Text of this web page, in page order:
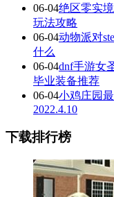
06-04绝区零实
玩法攻略
06-04动物派对
什么
06-04dnf手游女
毕业装备推荐
06-04小鸡庄园
2022.4.10
下载排行榜